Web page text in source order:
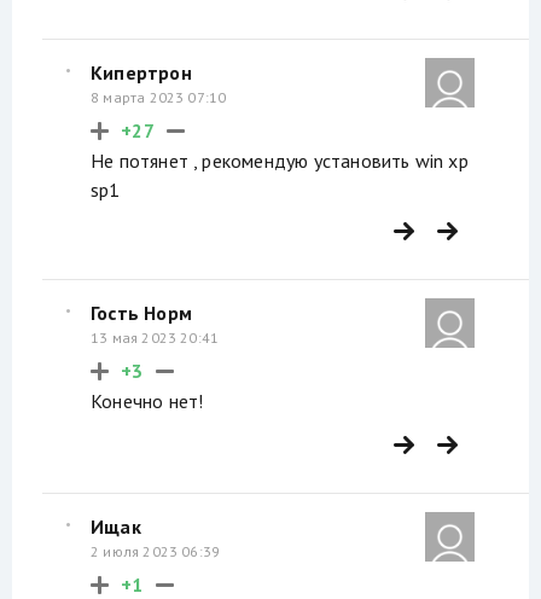
Кипертрон
8 марта 2023 07:10
+27
Не потянет , рекомендую установить win xp
sp1
Гость Норм
13 мая 2023 20:41
+3
Конечно нет!
Ищак
2 июля 2023 06:39
+1